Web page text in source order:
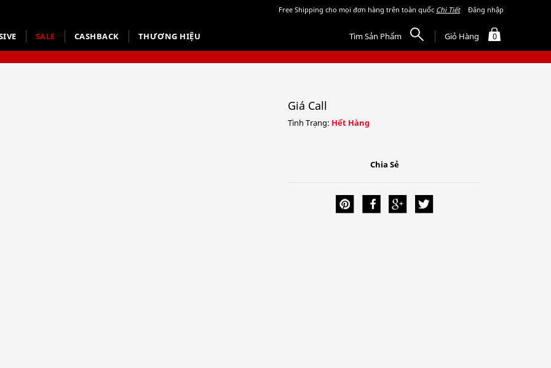
SALE CASHBACK THƯƠNG HIỆU Tìm Sản Phẩm Giỏ Hàng 0
Free Shipping cho mọi đơn hàng trên toàn quốc Chi Tiết Đăng nhập
Giá Call
Tình Trạng: Hết Hàng
Chia Sẻ